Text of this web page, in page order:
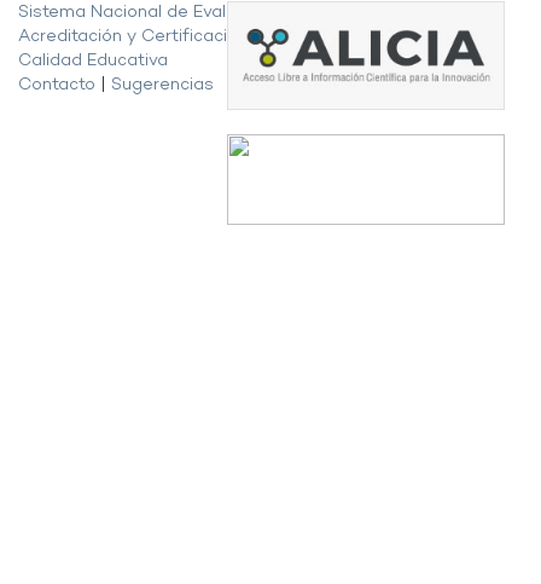
Sistema Nacional de Evaluación,
Acreditación y Certificación de la
Calidad Educativa
Contacto
Sugerencias